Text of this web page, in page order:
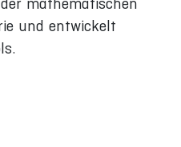
und entwickelt